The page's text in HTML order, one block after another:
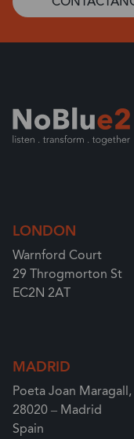
LONDON
Warnford Court
29 Throgmorton St
EC2N 2AT
MADRID
Poeta Joan
28020 – Madrid
Spain